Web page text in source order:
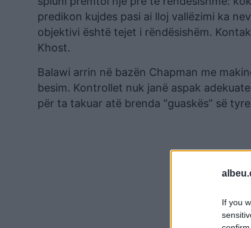
If you
predikon kujdes pasi ai lloj vallëzimi ka
objektivi është tejet i rëndësishëm.
Khost.
Balawi arrin në bazën Chapman me
besim. Kontrollet nuk janë aspak
për ta takuar atë brenda “guaskës” së